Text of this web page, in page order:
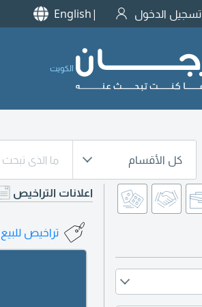
تسجيل الدخول English
الكويت
كل الأقسام
اعلانات التراخيص
تراخيص للبيع